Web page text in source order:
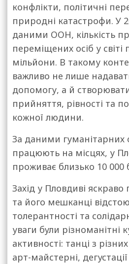
конфлікти, політичні
природні катастрофи. У
даними ООН, кількість
переміщених осіб у
мільйони. В такому
важливо не лише
допомогу, а й
прийняття, рівності та
кожної людини.
За даними гуманітарних
працюють на місцях, у
проживає близько 10 000
Захід у Пловдиві яскраво
та його мешканці
толерантності та
уваги були різноманітні
активності: танці з
арт-майстерні,